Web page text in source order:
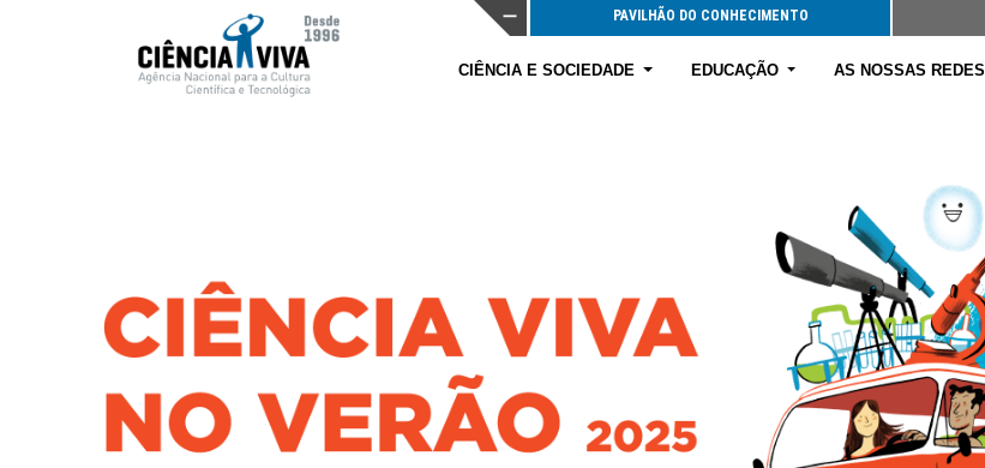
PAVILHÃO DO CONHECIMENTO
CIÊNCIA E SOCIEDADE EDUCAÇÃO AS NOSSAS REDES